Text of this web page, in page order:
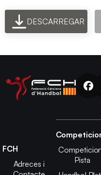
DESCARREGAR
FCH
Adreces i
Pista